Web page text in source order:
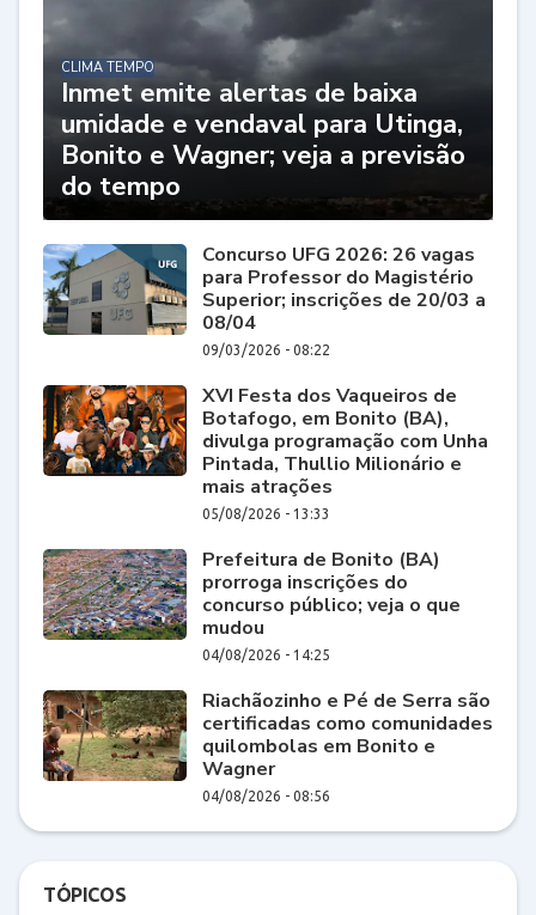
CLIMA TEMPO
Inmet emite alertas de baixa
umidade e vendaval para Utinga,
Bonito e Wagner; veja a previsão
do tempo
Concurso UFG 2026: 26 vagas
para Professor do Magistério
Superior; inscrições de 20/03 a
08/04
09/03/2026 - 08:22
XVI Festa dos Vaqueiros de
Botafogo, em Bonito (BA),
divulga programação com Unha
Pintada, Thullio Milionário e
mais atrações
05/08/2026 - 13:33
Prefeitura de Bonito (BA)
prorroga inscrições do
concurso público; veja o que
mudou
04/08/2026 - 14:25
Riachãozinho e Pé de Serra são
certificadas como comunidades
quilombolas em Bonito e
Wagner
04/08/2026 - 08:56
TÓPICOS